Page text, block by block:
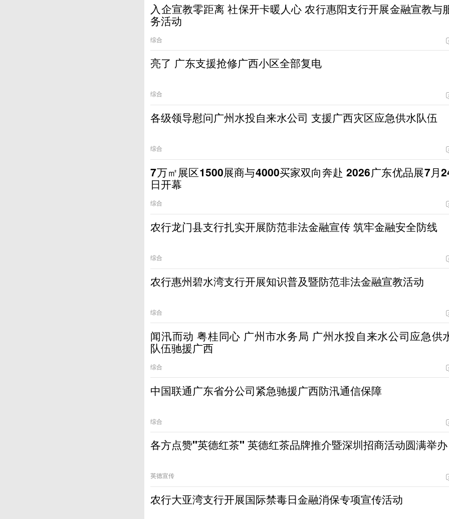
入企宣教零距离 社保开卡暖人心 农行惠阳支行开展金融宣教与服
务活动
综合
亮了 广东支援抢修广西小区全部复电
综合
各级领导慰问广州水投自来水公司 支援广西灾区应急供水队伍
综合
7万㎡展区1500展商与4000买家双向奔赴 2026广东优品展7月24
日开幕
综合
农行龙门县支行扎实开展防范非法金融宣传 筑牢金融安全防线
综合
农行惠州碧水湾支行开展知识普及暨防范非法金融宣教活动
综合
闻汛而动 粤桂同心 广州市水务局 广州水投自来水公司应急供水
队伍驰援广西
综合
中国联通广东省分公司紧急驰援广西防汛通信保障
综合
各方点赞"英德红茶" 英德红茶品牌推介暨深圳招商活动圆满举办
英德宣传
农行大亚湾支行开展国际禁毒日金融消保专项宣传活动